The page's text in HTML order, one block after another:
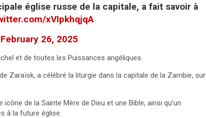
église russe de la capitale, a fait savoir à
xVIpkhqjqA
February 26, 2025
et de toutes les Puissances angéliques.
Zaraïsk, a célébré la liturgie dans la capitale de la Zambie, sur
de la Sainte Mère de Dieu et une Bible, ainsi qu’un
à la future église.